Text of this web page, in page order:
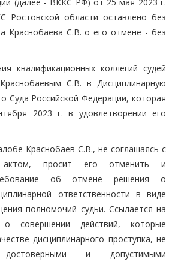
Ростовской области оставлено без
Краснобаева С.В. о его отмене - без
квалификационных коллегий судей
С.В. в Дисциплинарную
Суда Российской Федерации, которая
2023 г. в удовлетворении его
Краснобаев С.В., не соглашаясь с
актом, просит его отменить и
об отмене решения о
ответственности в виде
полномочий судьи. Ссылается на
совершении действий, которые
дисциплинарного проступка, не
достоверными и допустимыми